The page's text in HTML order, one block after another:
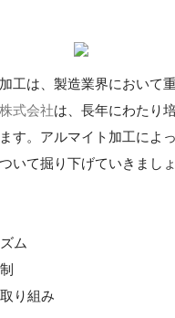
工は、製造業界において
式会社は、長年にわたり
す。アルマイト加工によ
いて掘り下げていきましょ
ム
り組み